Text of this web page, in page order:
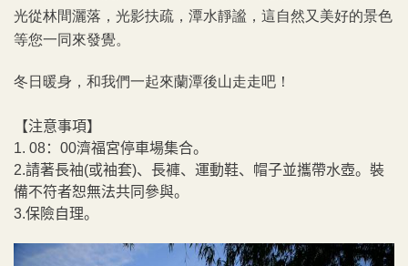
光從林間灑落，光影扶疏，潭水靜謐，這自然又美好的景色
等您一同來發覺。
冬日暖身，和我們一起來蘭潭後山走走吧！
【注意事項】
1. 08：00濟福宮停車場集合。
2.請著長袖(或袖套)、長褲、運動鞋、帽子並攜帶水壺。裝
備不符者恕無法共同參與。
3.保險自理。